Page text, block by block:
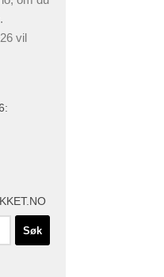
vil